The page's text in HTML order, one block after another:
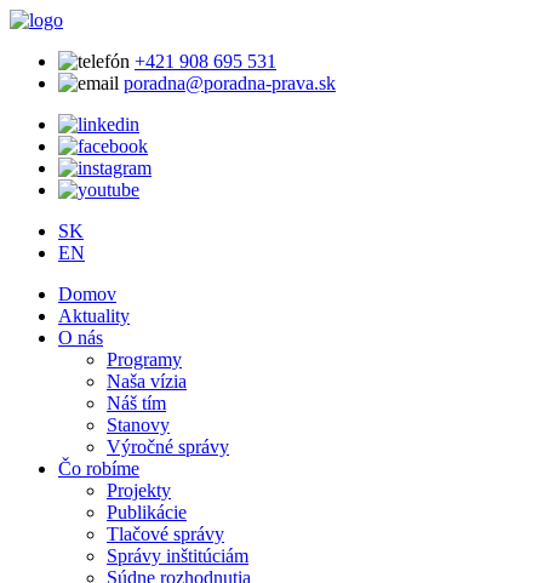
+421 908 695 531
poradna@poradna-prava.sk
SK
EN
Domov
Aktuality
O nás
Programy
Naša vízia
Náš tím
Stanovy
Výročné správy
Čo robíme
Projekty
Publikácie
Tlačové správy
Správy inštitúciám
Súdne rozhodnutia